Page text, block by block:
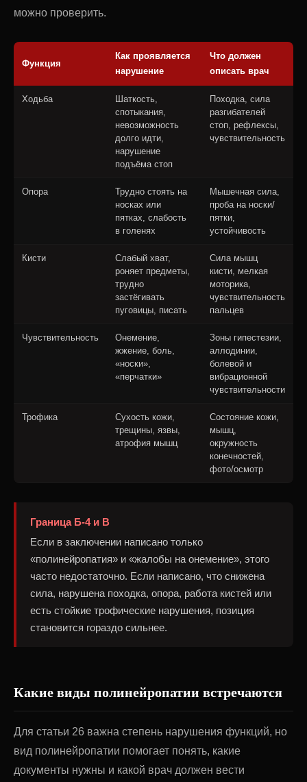
можно проверить.
Функция
Как проявляется
нарушение
Что должен
описать врач
Ходьба
Шаткость,
спотыкания,
невозможность
долго идти,
нарушение
подъёма стоп
Походка, сила
разгибателей
стоп, рефлексы,
чувствительность
Опора
Трудно стоять на
носках или
пятках, слабость
в голенях
Мышечная сила,
проба на носки/
пятки,
устойчивость
Кисти
Слабый хват,
роняет предметы,
трудно
застёгивать
пуговицы, писать
Сила мышц
кисти, мелкая
моторика,
чувствительность
пальцев
Чувствительность
Онемение,
жжение, боль,
«носки»,
«перчатки»
Зоны гипестезии,
аллодинии,
болевой и
вибрационной
чувствительности
Трофика
Сухость кожи,
трещины, язвы,
атрофия мышц
Состояние кожи,
мышц,
окружность
конечностей,
фото/осмотр
Граница Б-4 и В
Если в заключении написано только
«полинейропатия» и «жалобы на онемение», этого
часто недостаточно. Если написано, что снижена
сила, нарушена походка, опора, работа кистей или
есть стойкие трофические нарушения, позиция
становится гораздо сильнее.
Какие виды полинейропатии встречаются
Для статьи 26 важна степень нарушения функций, но
вид полинейропатии помогает понять, какие
документы нужны и какой врач должен вести